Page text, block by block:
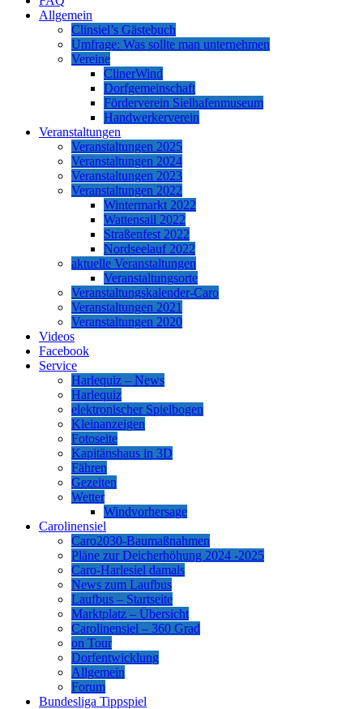
Allgemein
Clinsiel’s Gästebuch
Umfrage: Was sollte man unternehmen
Vereine
ClinerWind
Dorfgemeinschaft
Förderverein Sielhafenmuseum
Handwerkerverein
Veranstaltungen
Veranstaltungen 2025
Veranstaltungen 2024
Veranstaltungen 2023
Veranstaltungen 2022
Wintermarkt 2022
Wattensail 2022
Straßenfest 2022
Nordseelauf 2022
aktuelle Veranstaltungen
Veranstaltungsorte
Veranstaltungskalender-Caro
Veranstaltungen 2021
Veranstaltungen 2020
Videos
Facebook
Service
Harlequiz – News
Harlequiz
elektronischer Spielbogen
Kleinanzeigen
Fotoseite
Kapitänshaus in 3D
Fähren
Gezeiten
Wetter
Windvorhersage
Carolinensiel
Caro2030-Baumaßnahmen
Pläne zur Deicherhöhung 2024 -2025
Caro-Harlesiel damals
News zum Laufbus
Laufbus – Startseite
Marktplatz – Übersicht
Carolinensiel – 360 Grad
on Tour
Dorfentwicklung
Allgemein
Forum
Bundesliga Tippspiel